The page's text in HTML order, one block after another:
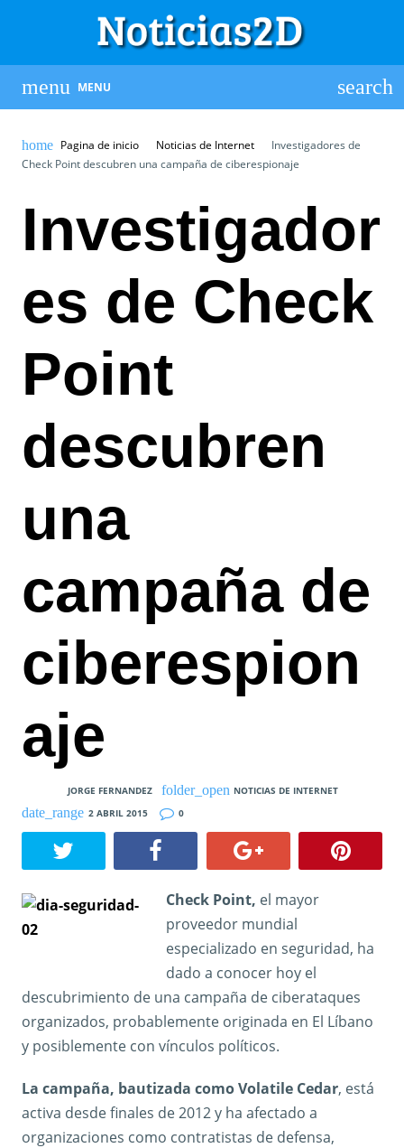
MENU
Pagina de inicio Noticias de Internet
Investigadores de
Check Point descubren una campaña de ciberespionaje
Investigador
es de Check
Point
descubren
una
campaña de
ciberespion
aje
JORGE FERNANDEZ
NOTICIAS DE INTERNET
2 ABRIL 2015
0
Check Point, el mayor
proveedor mundial
especializado en seguridad, ha
dado a conocer hoy el
descubrimiento de una campaña de ciberataques
organizados, probablemente originada en El Líbano
y posiblemente con vínculos políticos.
La campaña, bautizada como Volatile Cedar, está
activa desde finales de 2012 y ha afectado a
organizaciones como contratistas de defensa,